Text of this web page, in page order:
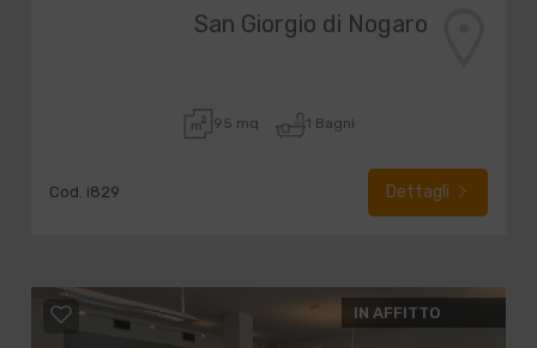
San Giorgio di Nogaro
95 mq 1 Bagni
Cod. i829 Dettagli
IN AFFITTO